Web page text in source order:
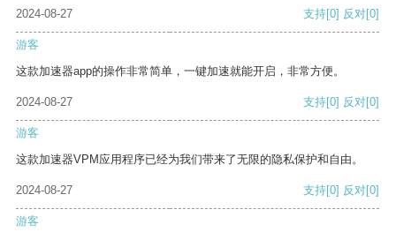
2024-08-27
支持[0] 反对[0]
游客
这款加速器app的操作非常简单，一键加速就能开启，非常方便。
2024-08-27 支持[0] 反对[0]
游客
这款加速器VPM应用程序已经为我们带来了无限的隐私保护和自由。
2024-08-27 支持[0] 反对[0]
游客